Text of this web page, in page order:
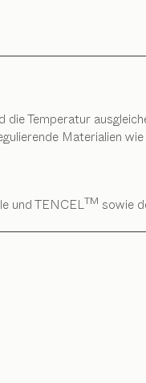
die Temperatur
Materialien
und TENCELTM sowie